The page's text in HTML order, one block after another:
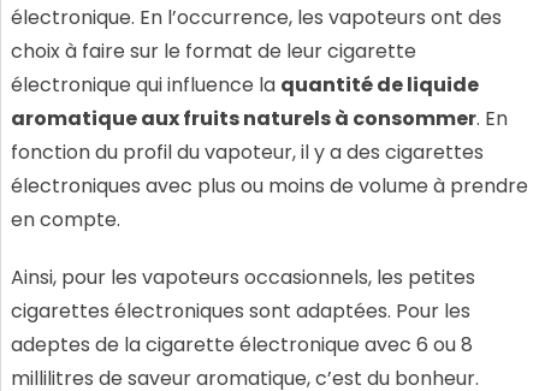
électronique. En l’occurrence, les vapoteurs ont des
choix à faire sur le format de leur cigarette
électronique qui influence la quantité de liquide
aromatique aux fruits naturels à consommer. En
fonction du profil du vapoteur, il y a des cigarettes
électroniques avec plus ou moins de volume à prendre
en compte.
Ainsi, pour les vapoteurs occasionnels, les petites
cigarettes électroniques sont adaptées. Pour les
adeptes de la cigarette électronique avec 6 ou 8
millilitres de saveur aromatique, c’est du bonheur.